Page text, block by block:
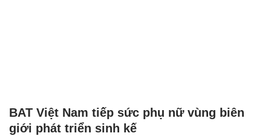
BAT Việt Nam tiếp sức phụ nữ vùng biên
giới phát triển sinh kế